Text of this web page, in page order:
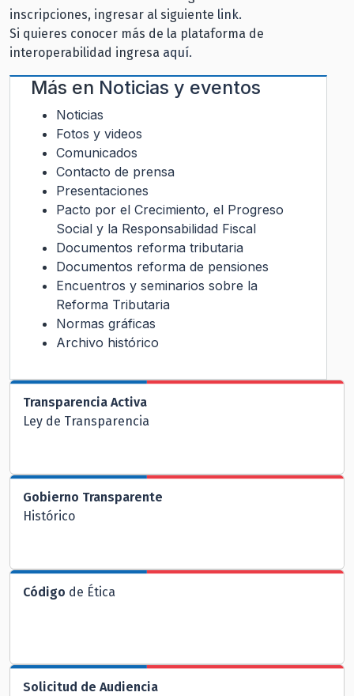
inscripciones, ingresar al siguiente link.
Si quieres conocer más de la plataforma de
interoperabilidad ingresa aquí.
Más en Noticias y eventos
Noticias
Fotos y videos
Comunicados
Contacto de prensa
Presentaciones
Pacto por el Crecimiento, el Progreso
Social y la Responsabilidad Fiscal
Documentos reforma tributaria
Documentos reforma de pensiones
Encuentros y seminarios sobre la
Reforma Tributaria
Normas gráficas
Archivo histórico
Transparencia Activa
Ley de Transparencia
Gobierno Transparente
Histórico
Código de Ética
Solicitud de Audiencia